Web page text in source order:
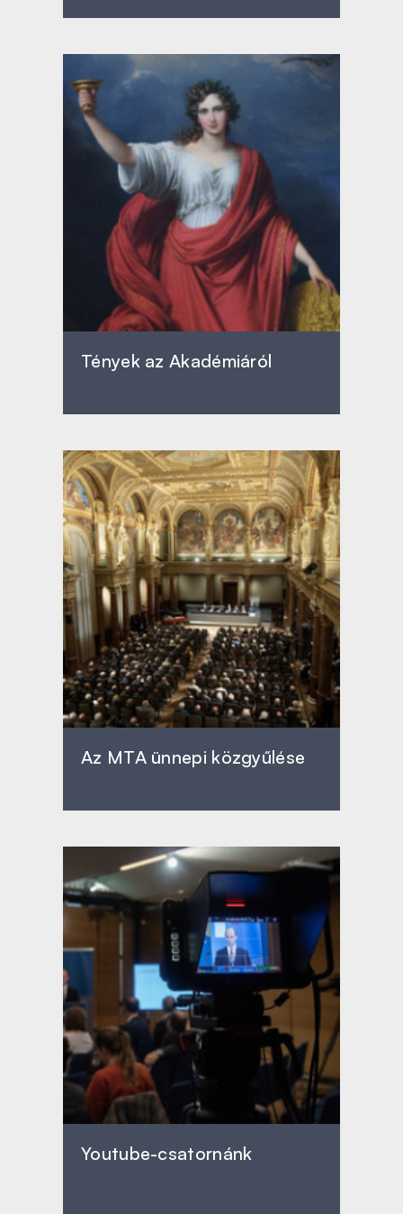
Tények az Akadémiáról
Az MTA ünnepi közgyűlése
Youtube-csatornánk